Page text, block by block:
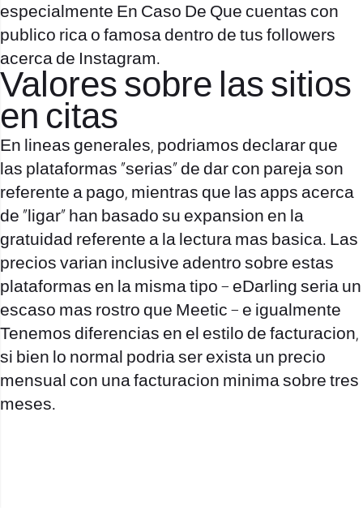
especialmente En Caso De Que cuentas con
publico rica o famosa dentro de tus followers
acerca de Instagram.
Valores sobre las sitios
en citas
En lineas generales, podriamos declarar que
las plataformas “serias” de dar con pareja son
referente a pago, mientras que las apps acerca
de “ligar” han basado su expansion en la
gratuidad referente a la lectura mas basica. Las
precios varian inclusive adentro sobre estas
plataformas en la misma tipo – eDarling seri­a un
escaso mas rostro que Meetic – e igualmente
Tenemos diferencias en el estilo de facturacion,
si bien lo normal podri­a ser exista un precio
mensual con una facturacion minima sobre tres
meses.